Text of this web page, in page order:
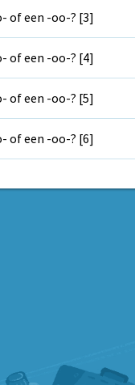
of een -oo-? [3]
of een -oo-? [4]
of een -oo-? [5]
of een -oo-? [6]